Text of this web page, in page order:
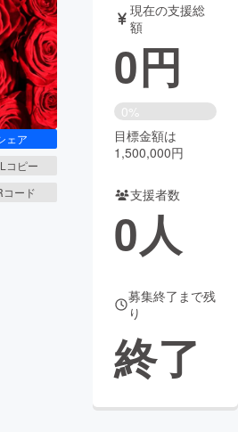
ガジェット
書籍・雑誌
チャレンジ
域活性化
CAMPFIRE Creation
コミュニティ
ェア
コピー
コード
現在の支援総
額
0円
0%
目標金額は
1,500,000円
支援者数
0人
募集終了まで残
り
終了